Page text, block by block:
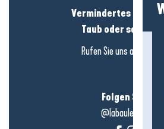
Vermindertes
Taub oder
Rufen Sie uns an in
Folgen Sie uns!
@labauleguérande